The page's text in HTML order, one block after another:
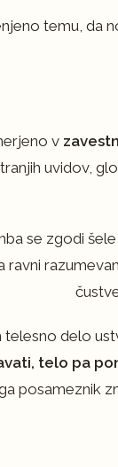
temu, da
v
uvidov,
se zgodi
ravni
telesno delo
telo pa
posameznik